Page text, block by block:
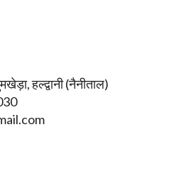
हल्द्वानी (नैनीताल)